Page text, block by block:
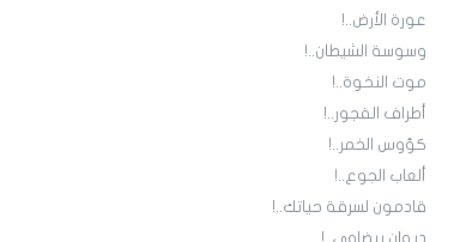
عورة الأرض..!
وسوسة الشيطان..!
موت النخوة..!
أطراف الفجور..!
كؤوس الخمر..!
ألعاب الجوع..!
قادمون لسرقة حياتك..!
ديوان بيضاوي..!